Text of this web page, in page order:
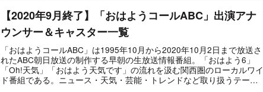
【2020年9月終了】「おはようコールABC」出演アナ
ウンサー＆キャスター一覧
「おはようコールABC」は1995年10月から2020年10月2日まで放送さ
れたABC朝日放送の制作する早朝の生放送情報番組。「おはよう6」
「Oh!天気」「おはよう天気です」の流れを汲む関西圏のローカルワイ
ド番組である。ニュース・天気・芸能・トレンドなど取り扱うテーマ